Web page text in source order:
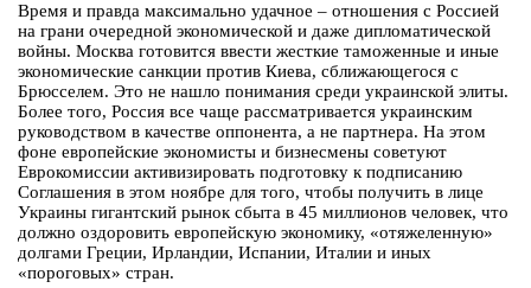
Время и правда максимально удачное – отношения с Россией
на грани очередной экономической и даже дипломатической
войны. Москва готовится ввести жесткие таможенные и иные
экономические санкции против Киева, сближающегося с
Брюсселем. Это не нашло понимания среди украинской элиты.
Более того, Россия все чаще рассматривается украинским
руководством в качестве оппонента, а не партнера. На этом
фоне европейские экономисты и бизнесмены советуют
Еврокомиссии активизировать подготовку к подписанию
Соглашения в этом ноябре для того, чтобы получить в лице
Украины гигантский рынок сбыта в 45 миллионов человек, что
должно оздоровить европейскую экономику, «отяжеленную»
долгами Греции, Ирландии, Испании, Италии и иных
«пороговых» стран.